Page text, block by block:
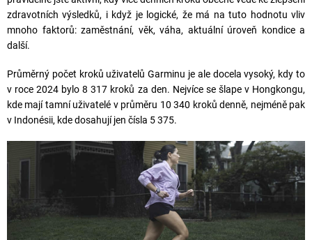
zdravotních výsledků, i když je logické, že má na tuto hodnotu vliv
mnoho faktorů: zaměstnání, věk, váha, aktuální úroveň kondice a
další.
Průměrný počet kroků uživatelů Garminu je ale docela vysoký, kdy to
v roce 2024 bylo 8 317 kroků za den. Nejvíce se šlape v Hongkongu,
kde mají tamní uživatelé v průměru 10 340 kroků denně, nejméně pak
v Indonésii, kde dosahují jen čísla 5 375.